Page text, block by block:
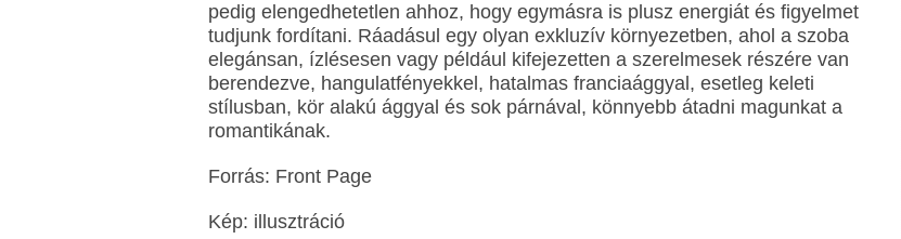
pedig elengedhetetlen ahhoz, hogy egymásra is plusz energiát és figyelmet
tudjunk fordítani. Ráadásul egy olyan exkluzív környezetben, ahol a szoba
elegánsan, ízlésesen vagy például kifejezetten a szerelmesek részére van
berendezve, hangulatfényekkel, hatalmas franciaággyal, esetleg keleti
stílusban, kör alakú ággyal és sok párnával, könnyebb átadni magunkat a
romantikának.
Forrás: Front Page
Kép: illusztráció